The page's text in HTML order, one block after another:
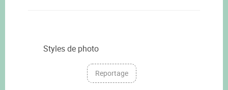
Styles de photo
Reportage